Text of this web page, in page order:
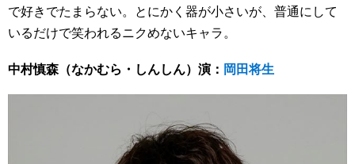
で好きでたまらない。とにかく器が小さいが、普通にして
いるだけで笑われるニクめないキャラ。
中村慎森（なかむら・しんしん）演： 岡田将生